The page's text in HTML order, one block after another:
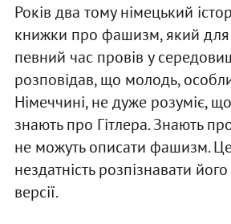
Років два тому німецький
книжки про фашизм, який для
певний час провів у
розповідав, що молодь,
Німеччині, не дуже розуміє,
знають про Гітлера. Знають
не можуть описати фашизм.
нездатність розпізнавати
версії.